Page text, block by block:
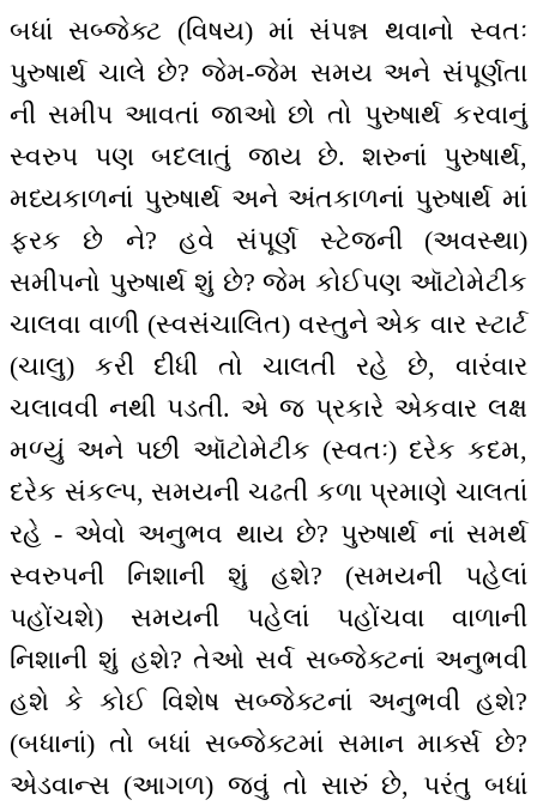
બધાં સબ્જેક્ટ (વિષય) માં સંપન્ન થવાનો સ્વતઃ
પુરુષાર્થ ચાલે છે? જેમ-જેમ સમય અને સંપૂર્ણતા
ની સમીપ આવતાં જાઓ છો તો પુરુષાર્થ કરવાનું
સ્વરુપ પણ બદલાતું જાય છે. શરુનાં પુરુષાર્થ,
મધ્યકાળનાં પુરુષાર્થ અને અંતકાળનાં પુરુષાર્થ માં
ફરક છે ને? હવે સંપૂર્ણ સ્ટેજની (અવસ્થા)
સમીપનો પુરુષાર્થ શું છે? જેમ કોઈપણ ઑટોમેટીક
ચાલવા વાળી (સ્વસંચાલિત) વસ્તુને એક વાર સ્ટાર્ટ
(ચાલુ) કરી દીધી તો ચાલતી રહે છે, વારંવાર
ચલાવવી નથી પડતી. એ જ પ્રકારે એકવાર લક્ષ
મળ્યું અને પછી ઑટોમેટીક (સ્વતઃ) દરેક કદમ,
દરેક સંકલ્પ, સમયની ચઢતી કળા પ્રમાણે ચાલતાં
રહે - એવો અનુભવ થાય છે? પુરુષાર્થ નાં સમર્થ
સ્વરુપની નિશાની શું હશે? (સમયની પહેલાં
પહોંચશે) સમયની પહેલાં પહોંચવા વાળાની
નિશાની શું હશે? તેઓ સર્વ સબ્જેક્ટનાં અનુભવી
હશે કે કોઈ વિશેષ સબ્જેક્ટનાં અનુભવી હશે?
(બધાનાં) તો બધાં સબ્જેક્ટમાં સમાન માર્ક્સ છે?
એડવાન્સ (આગળ) જવું તો સારું છે, પરંતુ બધાં